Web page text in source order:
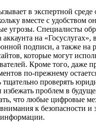
в экспертной среде
вместе с удобством
угрозы. Специалисты
аккаунта на
подписи, а также на
которые могут
Кроме того, даже
по-прежнему
тщательно проверять
избежать проблем в
что любые цифровые
к безопасности и